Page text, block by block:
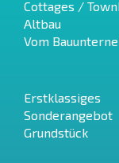
Cottages /
Altbau
Vom
Erstklassiges
Sonderangebot
Grundstück